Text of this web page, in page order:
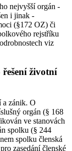
nejvyšší orgán -
i jinak -
(§172 OZ) či
rejstříku
viz
životní
a zánik. O
orgán (§ 168
ve stanovách
spolku (§ 244
spolku členská
zasedání členské